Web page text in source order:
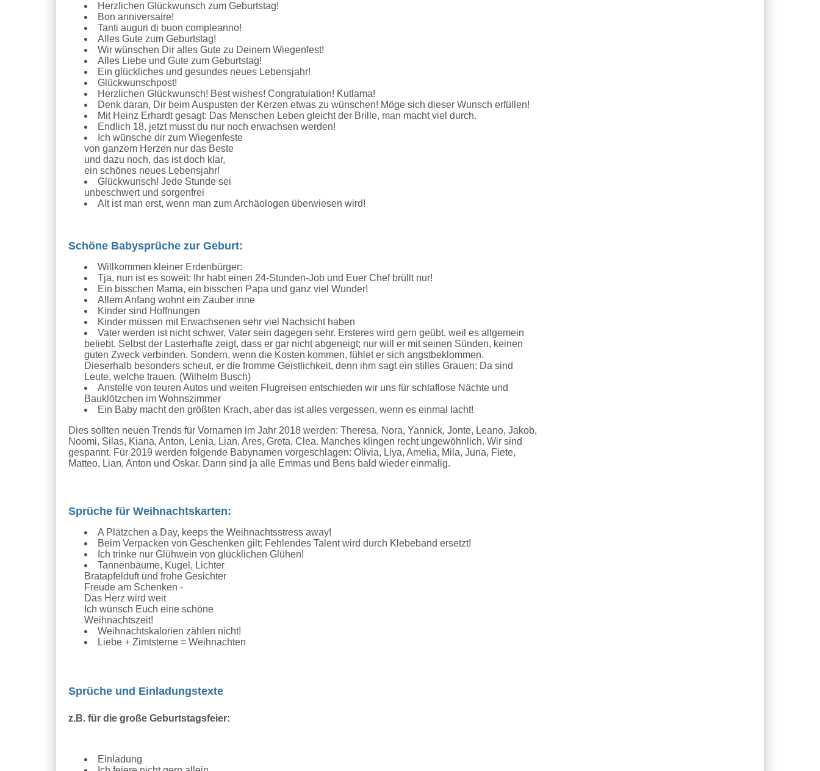
Herzlichen Glückwunsch zum Geburtstag!
Bon anniversaire!
Tanti auguri di buon compleanno!
Alles Gute zum Geburtstag!
Wir wünschen Dir alles Gute zu Deinem Wiegenfest!
Alles Liebe und Gute zum Geburtstag!
Ein glückliches und gesundes neues Lebensjahr!
Glückwunschpost!
Herzlichen Glückwunsch! Best wishes! Congratulation! Kutlama!
Denk daran, Dir beim Auspusten der Kerzen etwas zu wünschen! Möge sich dieser Wunsch erfüllen!
Mit Heinz Erhardt gesagt: Das Menschen Leben gleicht der Brille, man macht viel durch.
Endlich 18, jetzt musst du nur noch erwachsen werden!
Ich wünsche dir zum Wiegenfeste
von ganzem Herzen nur das Beste
und dazu noch, das ist doch klar,
ein schönes neues Lebensjahr!
Glückwunsch! Jede Stunde sei
unbeschwert und sorgenfrei
Alt ist man erst, wenn man zum Archäologen überwiesen wird!
Schöne Babysprüche zur Geburt:
Willkommen kleiner Erdenbürger:
Tja, nun ist es soweit: Ihr habt einen 24-Stunden-Job und Euer Chef brüllt nur!
Ein bisschen Mama, ein bisschen Papa und ganz viel Wunder!
Allem Anfang wohnt ein Zauber inne
Kinder sind Hoffnungen
Kinder müssen mit Erwachsenen sehr viel Nachsicht haben
Vater werden ist nicht schwer, Vater sein dagegen sehr. Ersteres wird gern geübt, weil es allgemein
beliebt. Selbst der Lasterhafte zeigt, dass er gar nicht abgeneigt; nur will er mit seinen Sünden, keinen
guten Zweck verbinden. Sondern, wenn die Kosten kommen, fühlet er sich angstbeklommen.
Dieserhalb besonders scheut, er die fromme Geistlichkeit, denn ihm sagt ein stilles Grauen: Da sind
Leute, welche trauen. (Wilhelm Busch)
Anstelle von teuren Autos und weiten Flugreisen entschieden wir uns für schlaflose Nächte und
Bauklötzchen im Wohnszimmer
Ein Baby macht den größten Krach, aber das ist alles vergessen, wenn es einmal lacht!
Dies sollten neuen Trends für Vornamen im Jahr 2018 werden: Theresa, Nora, Yannick, Jonte, Leano, Jakob,
Noomi, Silas, Kiana, Anton, Lenia, Lian, Ares, Greta, Clea. Manches klingen recht ungewöhnlich. Wir sind
gespannt. Für 2019 werden folgende Babynamen vorgeschlagen: Olivia, Liya, Amelia, Mila, Juna, Fiete,
Matteo, Lian, Anton und Oskar. Dann sind ja alle Emmas und Bens bald wieder einmalig.
Sprüche für Weihnachtskarten:
A Plätzchen a Day, keeps the Weihnachtsstress away!
Beim Verpacken von Geschenken gilt: Fehlendes Talent wird durch Klebeband ersetzt!
Ich trinke nur Glühwein von glücklichen Glühen!
Tannenbäume, Kugel, Lichter
Bratapfelduft und frohe Gesichter
Freude am Schenken -
Das Herz wird weit
Ich wünsch Euch eine schöne
Weihnachtszeit!
Weihnachtskalorien zählen nicht!
Liebe + Zimtsterne = Weihnachten
Sprüche und Einladungstexte
z.B. für die große Geburtstagsfeier:
Einladung